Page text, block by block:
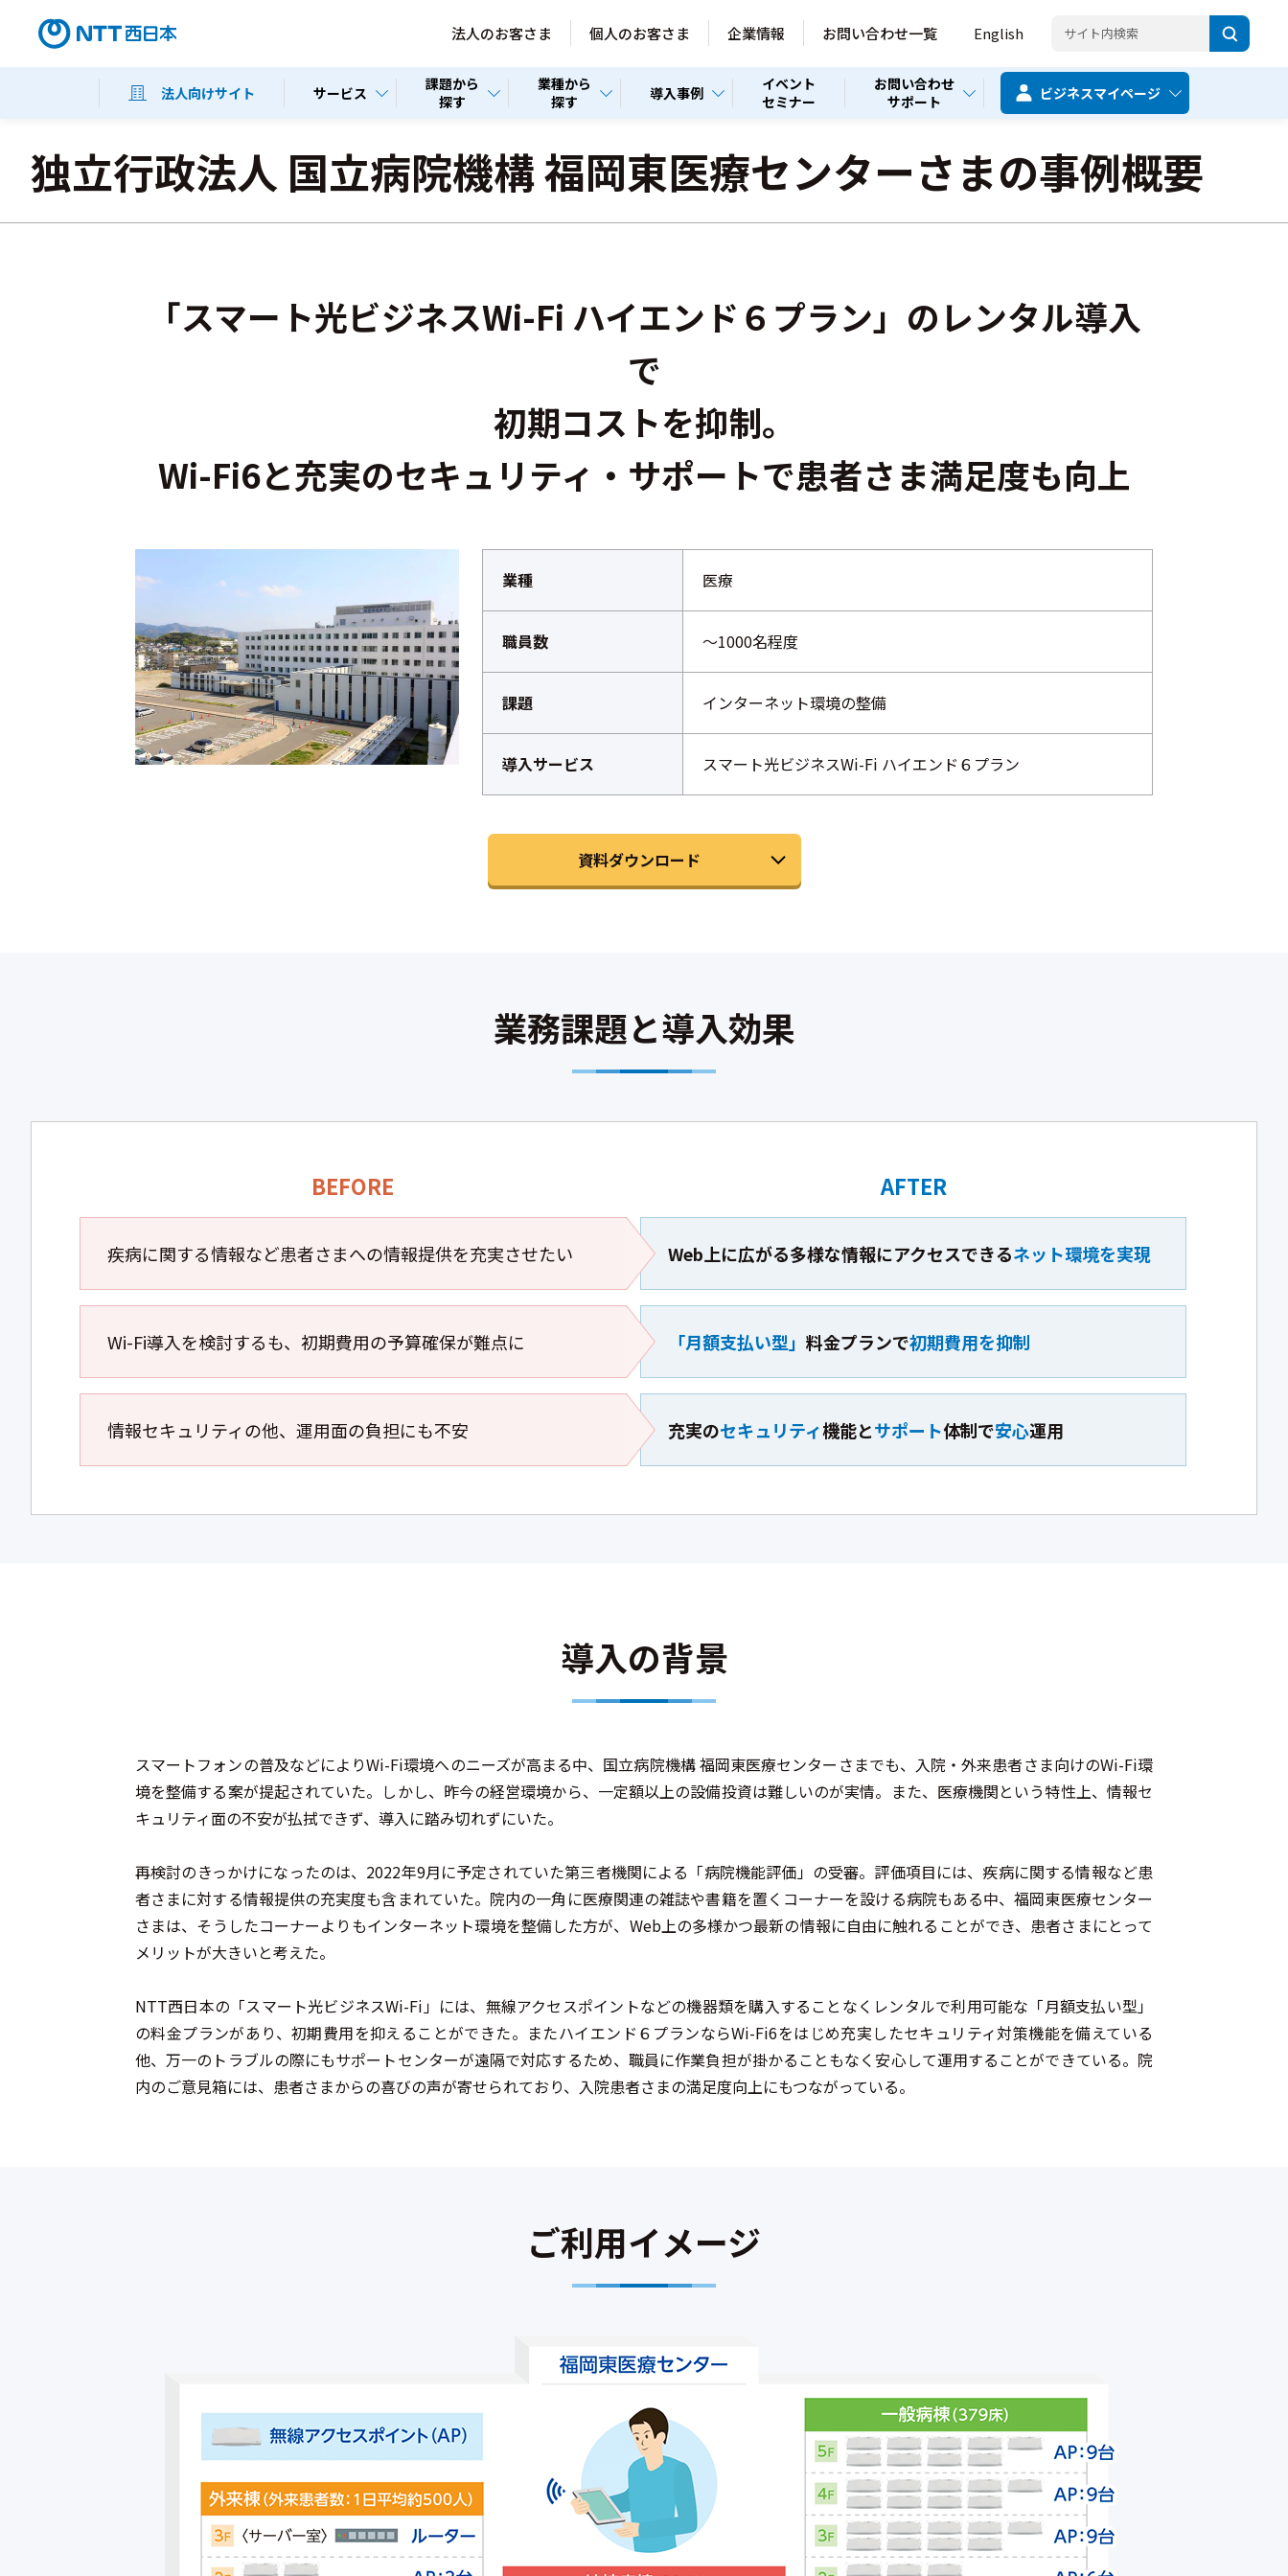
法人のお客さま 個人のお客さま 企業情報 お問い合わせ一覧 English
法人向けサイト サービス
課題から
探す
業種から
探す
導入事例
イベント
セミナー
お問い合わせ
サポート
ビジネスマイページ
独立行政法人 国立病院機構 福岡東医療センターさまの事例概要
「スマート光ビジネスWi-Fi ハイエンド６プラン」のレンタル導入
で
初期コストを抑制。
Wi-Fi6と充実のセキュリティ・サポートで患者さま満足度も向上
業種 医療
職員数 ～1000名程度
課題 インターネット環境の整備
導入サービス スマート光ビジネスWi-Fi ハイエンド６プラン
資料ダウンロード
業務課題と導入効果
BEFORE AFTER
疾病に関する情報など患者さまへの情報提供を充実させたい Web上に広がる多様な情報にアクセスできるネット環境を実現
Wi-Fi導入を検討するも、初期費用の予算確保が難点に 「月額支払い型」 料金プランで初期費用を抑制
情報セキュリティの他、運用面の負担にも不安 充実のセキュリティ機能とサポート体制で安心運用
導入の背景
スマートフォンの普及などによりWi-Fi環境へのニーズが高まる中、国立病院機構 福岡東医療センターさまでも、入院・外来患者さま向けのWi-Fi環
境を整備する案が提起されていた。しかし、昨今の経営環境から、一定額以上の設備投資は難しいのが実情。また、医療機関という特性上、情報セ
キュリティ面の不安が払拭できず、導入に踏み切れずにいた。
再検討のきっかけになったのは、2022年9月に予定されていた第三者機関による「病院機能評価」の受審。評価項目には、疾病に関する情報など患
者さまに対する情報提供の充実度も含まれていた。院内の一角に医療関連の雑誌や書籍を置くコーナーを設ける病院もある中、福岡東医療センター
さまは、そうしたコーナーよりもインターネット環境を整備した方が、Web上の多様かつ最新の情報に自由に触れることができ、患者さまにとって
メリットが大きいと考えた。
NTT西日本の「スマート光ビジネスWi-Fi」には、無線アクセスポイントなどの機器類を購入することなくレンタルで利用可能な「月額支払い型」
の料金プランがあり、初期費用を抑えることができた。またハイエンド６プランならWi-Fi6をはじめ充実したセキュリティ対策機能を備えている
他、万一のトラブルの際にもサポートセンターが遠隔で対応するため、職員に作業負担が掛かることもなく安心して運用することができている。院
内のご意見箱には、患者さまからの喜びの声が寄せられており、入院患者さまの満足度向上にもつながっている。
ご利用イメージ